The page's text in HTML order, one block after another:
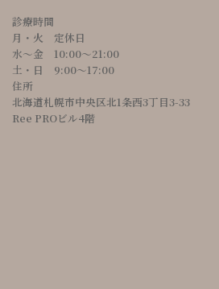
診療時間
月・火 定休日
水～金 10:00〜21:00
土・日 9:00〜17:00
住所
北海道札幌市中央区北1条西3丁目3-33
Ree PROビル4階